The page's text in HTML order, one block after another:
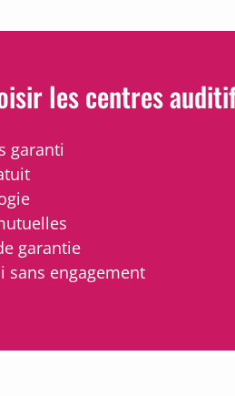
les centres
garanti
garantie
sans engagement